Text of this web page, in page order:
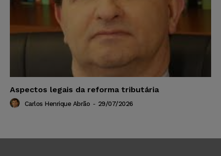
Aspectos legais da reforma tributária
Carlos Henrique Abrão - 29/07/2026